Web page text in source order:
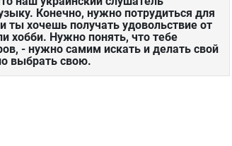
Конечно, нужно потрудиться для
ты хочешь получать удовольствие от
хобби. Нужно понять, что тебе
- нужно самим искать и делать свой
выбрать свою.